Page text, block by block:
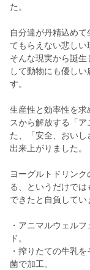
た。
自分達が丹精込め
てもらえない悲しい
そんな現実から誕
して動物にも優し
す。
生産性と効率性を求
スから解放する「
た、「安全、おい
出来上がりました。
ヨーグルトドリン
る、というだけで
できたと自負してい
・アニマルウェル
ド。
・搾りたての牛乳
菌で加工。